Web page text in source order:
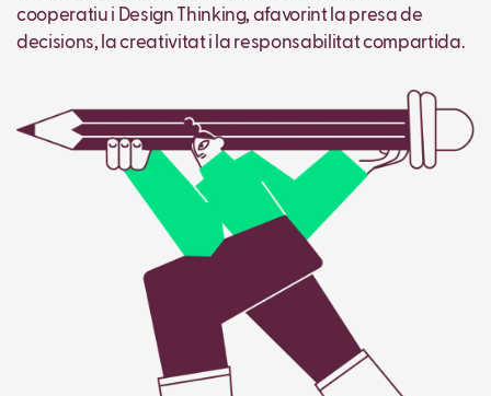
cooperatiu i Design Thinking, afavorint la presa de
decisions, la creativitat i la responsabilitat compartida.